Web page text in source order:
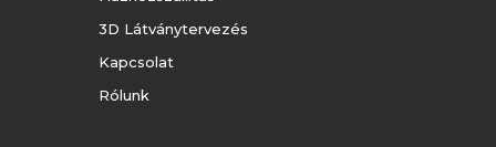
3D Látványtervezés
Kapcsolat
Rólunk